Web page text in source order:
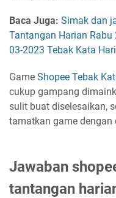
Baca Juga: Simak dan
Tantangan Harian
03-2023 Tebak Kata
Game Shopee Tebak
cukup gampang
sulit buat diselesaikan,
tamatkan game dengan
Jawaban
tantangan